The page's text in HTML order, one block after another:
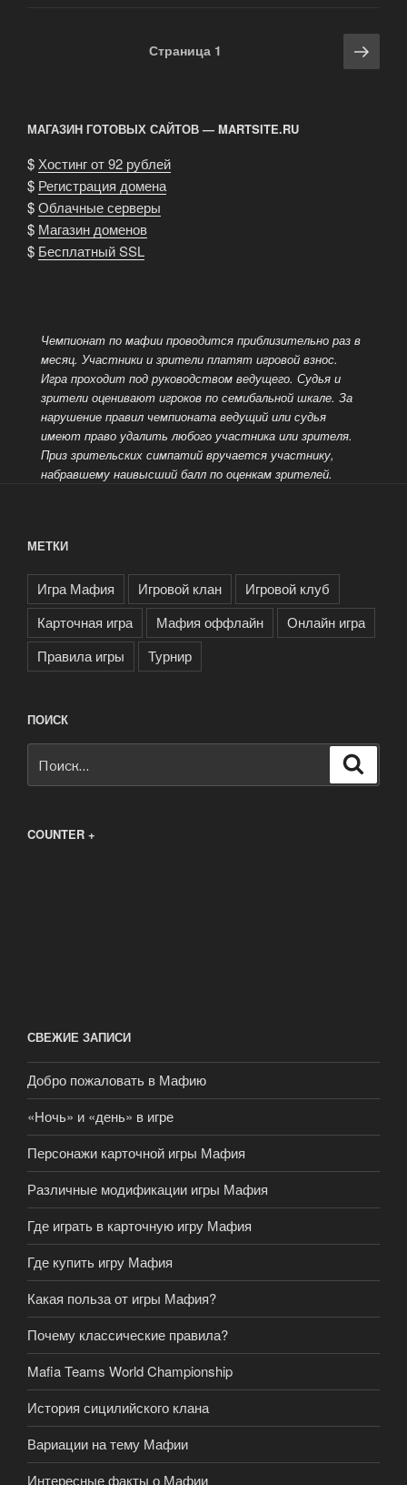
Страница 1
МАГАЗИН ГОТОВЫХ САЙТОВ — MARTSITE.RU
$ Хостинг от 92 рублей
$ Регистрация домена
$Облачные серверы
$ Магазин доменов
$ Бесплатный SSL
Чемпионат по мафии проводится приблизительно раз в
месяц. Участники и зрители платят игровой взнос.
Игра проходит под руководством ведущего. Судья и
зрители оценивают игроков по семибальной шкале. За
нарушение правил чемпионата ведущий или судья
имеют право удалить любого участника или зрителя.
Приз зрительских симпатий вручается участнику,
набравшему наивысший балл по оценкам зрителей.
МЕТКИ
Игра Мафия Игровой клан
Игровой клуб
Карточная игра
Мафия оффлайн
Онлайн игра
Правила игры
Турнир
ПОИСК
COUNTER +
СВЕЖИЕ ЗАПИСИ
Добро пожаловать в Мафию
«Ночь» и «день» в игре
Персонажи карточной игры Мафия
Различные модификации игры Мафия
Где играть в карточную игру Мафия
Где купить игру Мафия
Какая польза от игры Мафия?
Почему классические правила?
Mafia Teams World Championship
История сицилийского клана
Вариации на тему Мафии
Интересные факты о Мафии